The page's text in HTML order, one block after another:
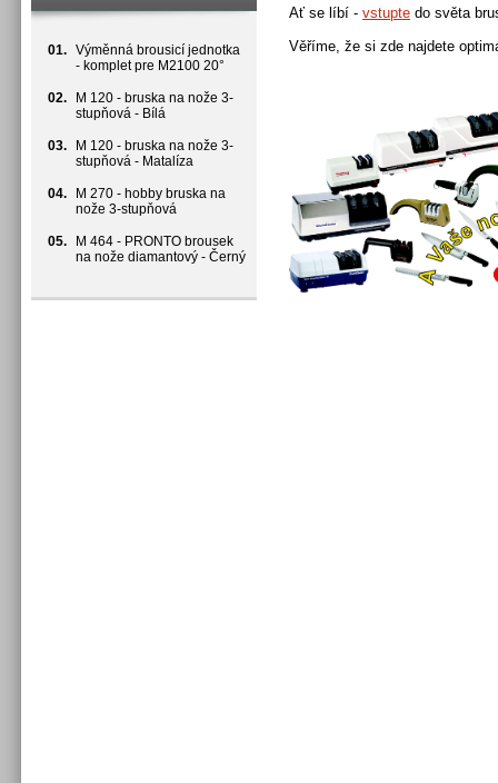
01. Výměnná brousicí jednotka
- komplet pre M2100 20°
02.
M 120 - bruska na nože 3-
stupňová - Bílá
03.
M 120 - bruska na nože 3-
stupňová - Matalíza
04.
M 270 - hobby bruska na
nože 3-stupňová
05.
M 464 - PRONTO brousek
na nože diamantový - Černý
Ať se líbí - vstupte do světa
Věříme, že si zde najdete